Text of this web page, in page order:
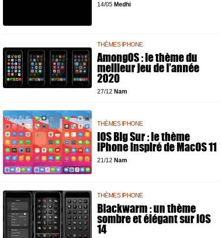
14/05 Medhi
THÈMES IPHONE
AmongOS : le thème du
meilleur jeu de l’année
2020
27/12 Nam
THÈMES IPHONE
iOS Big Sur : le thème
iPhone inspiré de MacOS 11
21/12 Nam
THÈMES IPHONE
Blackwarm : un thème
sombre et élégant sur iOS
14